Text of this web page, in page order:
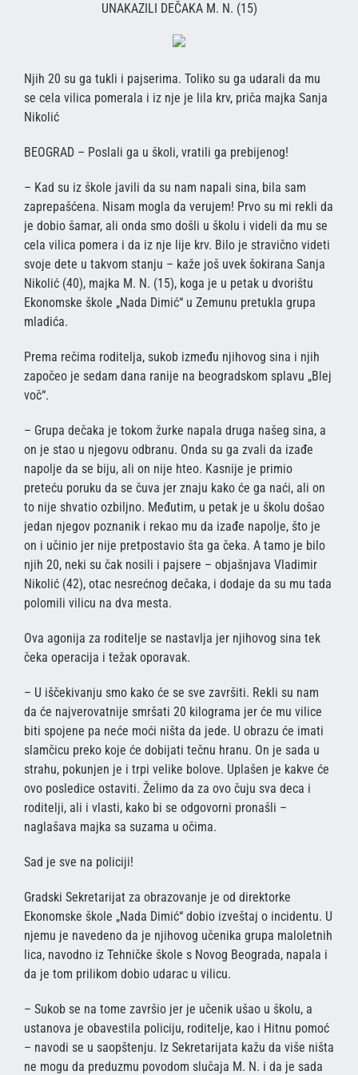
UNAKAZILI DEČAKA M. N. (15)
Njih 20 su ga tukli i pajserima. Toliko su ga udarali da mu
se cela vilica pomerala i iz nje je lila krv, priča majka Sanja
Nikolić
BEOGRAD – Poslali ga u školi, vratili ga prebijenog!
– Kad su iz škole javili da su nam napali sina, bila sam
zaprepašćena. Nisam mogla da verujem! Prvo su mi rekli da
je dobio šamar, ali onda smo došli u školu i videli da mu se
cela vilica pomera i da iz nje lije krv. Bilo je stravično videti
svoje dete u takvom stanju – kaže još uvek šokirana Sanja
Nikolić (40), majka M. N. (15), koga je u petak u dvorištu
Ekonomske škole „Nada Dimić“ u Zemunu pretukla grupa
mladića.
Prema rečima roditelja, sukob između njihovog sina i njih
započeo je sedam dana ranije na beogradskom splavu „Blej
voč“.
– Grupa dečaka je tokom žurke napala druga našeg sina, a
on je stao u njegovu odbranu. Onda su ga zvali da izađe
napolje da se biju, ali on nije hteo. Kasnije je primio
preteću poruku da se čuva jer znaju kako će ga naći, ali on
to nije shvatio ozbiljno. Međutim, u petak je u školu došao
jedan njegov poznanik i rekao mu da izađe napolje, što je
on i učinio jer nije pretpostavio šta ga čeka. A tamo je bilo
njih 20, neki su čak nosili i pajsere – objašnjava Vladimir
Nikolić (42), otac nesrećnog dečaka, i dodaje da su mu tada
polomili vilicu na dva mesta.
Ova agonija za roditelje se nastavlja jer njihovog sina tek
čeka operacija i težak oporavak.
– U iščekivanju smo kako će se sve završiti. Rekli su nam
da će najverovatnije smršati 20 kilograma jer će mu vilice
biti spojene pa neće moći ništa da jede. U obrazu će imati
slamčicu preko koje će dobijati tečnu hranu. On je sada u
strahu, pokunjen je i trpi velike bolove. Uplašen je kakve će
ovo posledice ostaviti. Želimo da za ovo čuju sva deca i
roditelji, ali i vlasti, kako bi se odgovorni pronašli –
naglašava majka sa suzama u očima.
Sad je sve na policiji!
Gradski Sekretarijat za obrazovanje je od direktorke
Ekonomske škole „Nada Dimić“ dobio izveštaj o incidentu. U
njemu je navedeno da je njihovog učenika grupa maloletnih
lica, navodno iz Tehničke škole s Novog Beograda, napala i
da je tom prilikom dobio udarac u vilicu.
– Sukob se na tome završio jer je učenik ušao u školu, a
ustanova je obavestila policiju, roditelje, kao i Hitnu pomoć
– navodi se u saopštenju. Iz Sekretarijata kažu da više ništa
ne mogu da preduzmu povodom slučaja M. N. i da je sada